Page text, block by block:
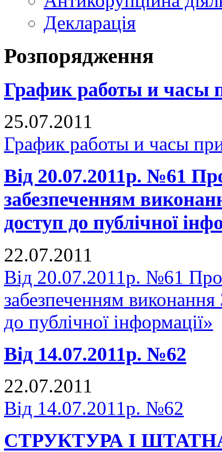
Декларація
Розпорядження
График работы и часы
25.07.2011
График работы и часы
Від 20.07.2011р. №61
забезпеченням
доступ до публічної
22.07.2011
Від 20.07.2011р. №61 Про
забезпеченням
до публічної інформації»
Від 14.07.2011р. №62
22.07.2011
Від 14.07.2011р. №62
СТРУКТУРА І